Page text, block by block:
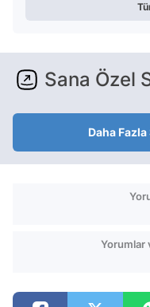
Sana Özel
Daha
Yorumlar